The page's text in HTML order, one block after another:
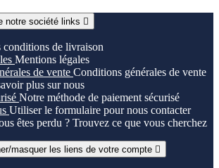
notre société links 
conditions de livraison
Mentions légales
de vente Conditions générales de vente
plus sur nous
Notre méthode de paiement sécurisé
Utiliser le formulaire pour nous contacter
êtes perdu ? Trouvez ce que vous cherchez
masquer les liens de votre compte 